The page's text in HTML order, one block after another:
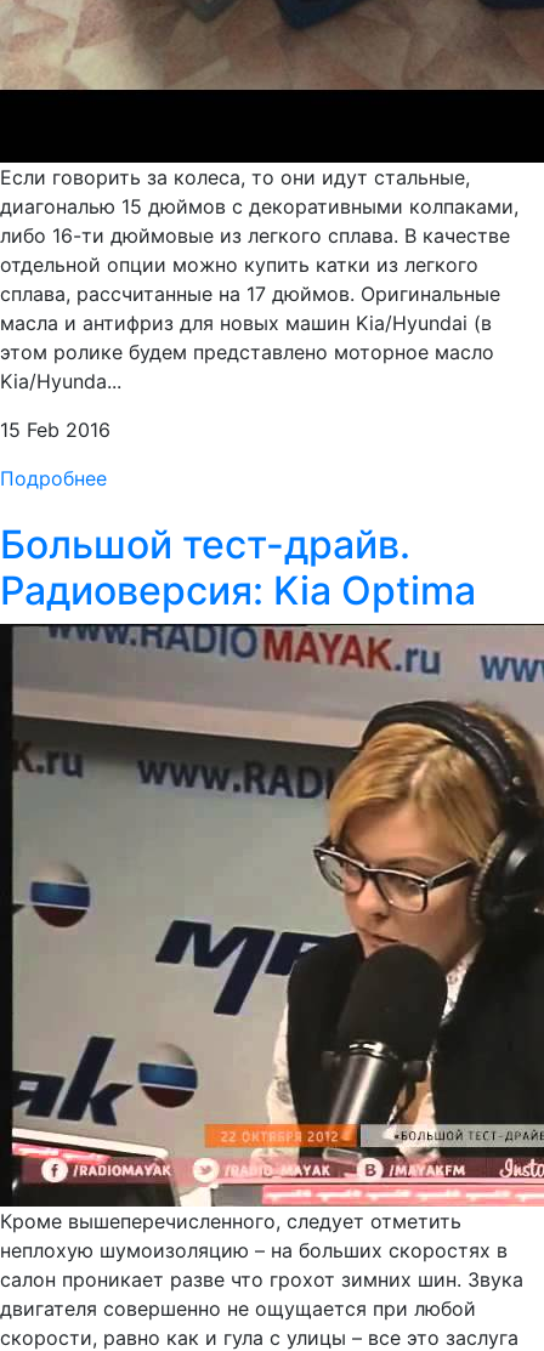
Если говорить за колеса, то они идут стальные,
диагональю 15 дюймов с декоративными колпаками,
либо 16-ти дюймовые из легкого сплава. В качестве
отдельной опции можно купить катки из легкого
сплава, рассчитанные на 17 дюймов. Оригинальные
масла и антифриз для новых машин Kia/Hyundai (в
этом ролике будем представлено моторное масло
Kia/Hyunda...
15 Feb 2016
Подробнее
Большой тест-драйв.
Радиоверсия: Kia Optima
Кроме вышеперечисленного, следует отметить
неплохую шумоизоляцию – на больших скоростях в
салон проникает разве что грохот зимних шин. Звука
двигателя совершенно не ощущается при любой
скорости, равно как и гула с улицы – все это заслуга